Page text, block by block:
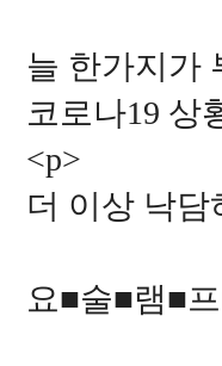
늘 한가지가
코로나19 상
<p>
더 이상 낙담
요■술■램■